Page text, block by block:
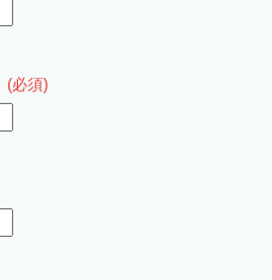
(必須)